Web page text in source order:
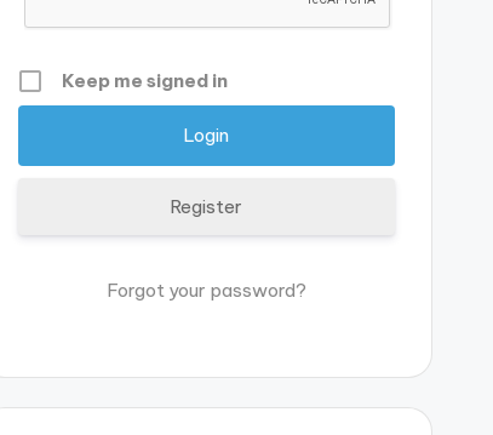
Keep me signed in
Register
Forgot your password?